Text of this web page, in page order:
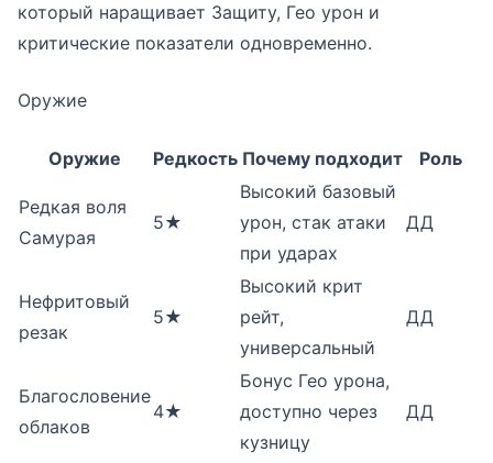
который наращивает Защиту, Гео урон и
критические показатели одновременно.
Оружие
Оружие Редкость Почему подходит Роль
Редкая воля
Самурая
5★
Высокий базовый
урон, стак атаки
при ударах
ДД
Нефритовый
резак
5★
Высокий крит
рейт,
универсальный
ДД
Благословение
облаков
4★
Бонус Гео урона,
доступно через
кузницу
ДД